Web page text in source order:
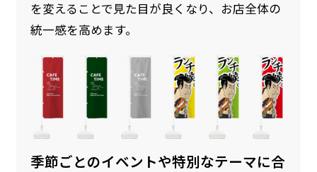
を変えることで見た目が良くなり、お店全体の
統一感を高めます。
季節ごとのイベントや特別なテーマに合